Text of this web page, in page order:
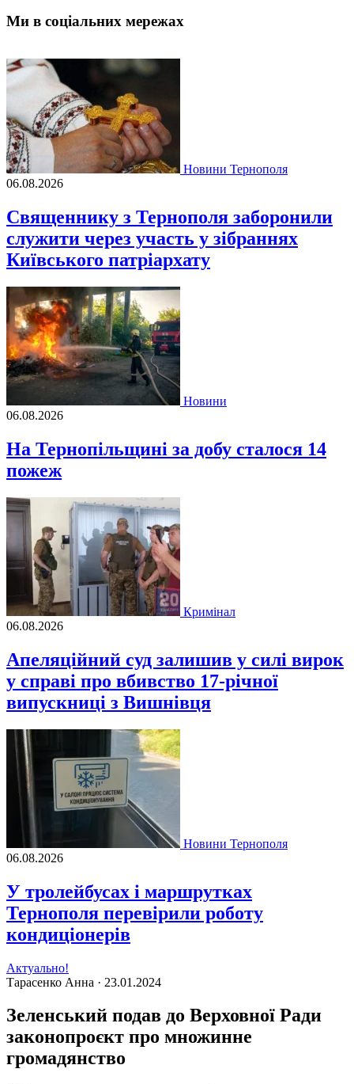
Ми в соціальних мережах
Новини Тернополя
06.08.2026
Священнику з Тернополя заборонили
служити через участь у зібраннях
Київського патріархату
Новини
06.08.2026
На Тернопільщині за добу сталося 14
пожеж
Кримінал
06.08.2026
Апеляційний суд залишив у силі вирок
у справі про вбивство 17-річної
випускниці з Вишнівця
Новини Тернополя
06.08.2026
У тролейбусах і маршрутках
Тернополя перевірили роботу
кондиціонерів
Актуально!
Тарасенко Анна · 23.01.2024
Зеленський подав до Верховної Ради
законопроєкт про множинне
громадянство